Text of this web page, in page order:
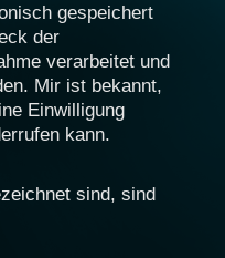
gespeichert
der
verarbeitet und
Mir ist bekannt,
Einwilligung
kann.
sind, sind